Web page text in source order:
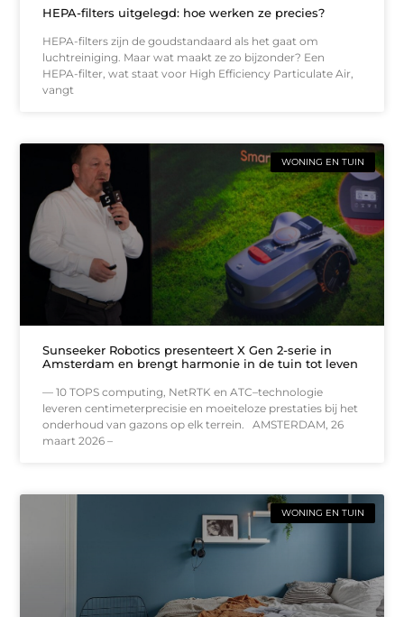
HEPA-filters uitgelegd: hoe werken ze precies?
HEPA-filters zijn de goudstandaard als het gaat om
luchtreiniging. Maar wat maakt ze zo bijzonder? Een
HEPA-filter, wat staat voor High Efficiency Particulate Air,
vangt
WONING EN TUIN
Sunseeker Robotics presenteert X Gen 2-serie in
Amsterdam en brengt harmonie in de tuin tot leven
— 10 TOPS computing, NetRTK en ATC–technologie
leveren centimeterprecisie en moeiteloze prestaties bij het
onderhoud van gazons op elk terrein. AMSTERDAM, 26
maart 2026 –
WONING EN TUIN